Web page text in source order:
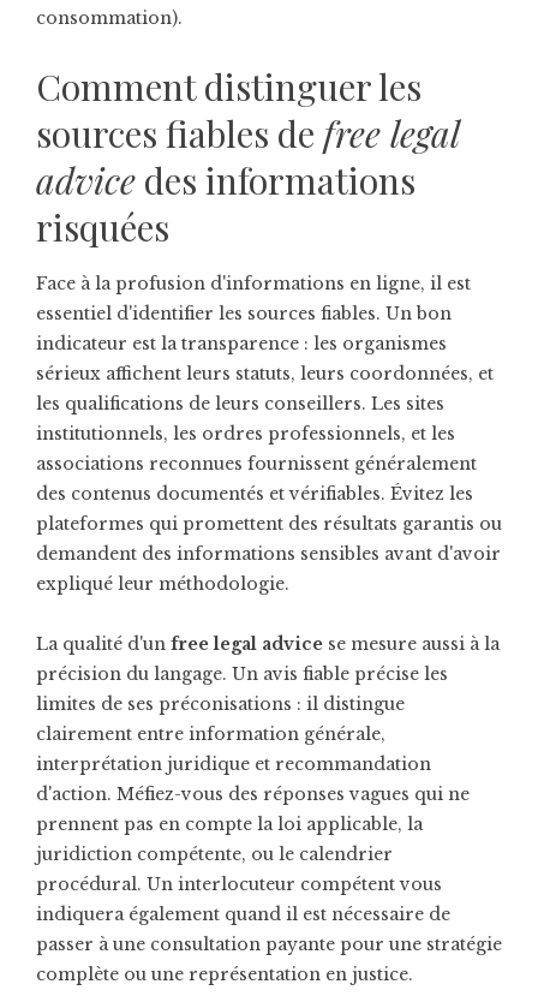
consommation).
Comment distinguer les
sources fiables de free legal
advice des informations
risquées
Face à la profusion d'informations en ligne, il est
essentiel d'identifier les sources fiables. Un bon
indicateur est la transparence : les organismes
sérieux affichent leurs statuts, leurs coordonnées, et
les qualifications de leurs conseillers. Les sites
institutionnels, les ordres professionnels, et les
associations reconnues fournissent généralement
des contenus documentés et vérifiables. Évitez les
plateformes qui promettent des résultats garantis ou
demandent des informations sensibles avant d'avoir
expliqué leur méthodologie.
La qualité d'un free legal advice se mesure aussi à la
précision du langage. Un avis fiable précise les
limites de ses préconisations : il distingue
clairement entre information générale,
interprétation juridique et recommandation
d'action. Méfiez-vous des réponses vagues qui ne
prennent pas en compte la loi applicable, la
juridiction compétente, ou le calendrier
procédural. Un interlocuteur compétent vous
indiquera également quand il est nécessaire de
passer à une consultation payante pour une stratégie
complète ou une représentation en justice.